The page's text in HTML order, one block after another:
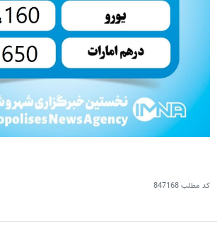
کد مطلب847168